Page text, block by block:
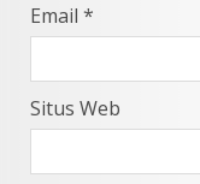
Email *
Situs Web